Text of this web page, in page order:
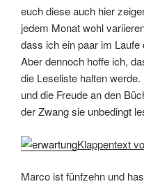
euch diese auch hier
jedem Monat wohl
dass ich ein paar im
Aber dennoch hoffe ich,
die Leseliste halten
und die Freude an den
der Zwang sie unbedingt
Klappentext
Marco ist fünfzehn und